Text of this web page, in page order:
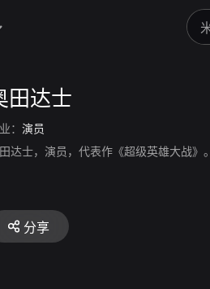
田达士
： 演员
达士，演员，代表作《超级英雄大战》。
分享